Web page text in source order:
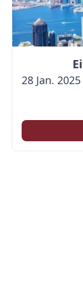
28 Jan. 2025